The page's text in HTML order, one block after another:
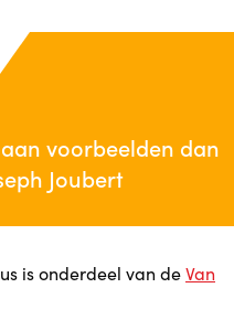
voorbeelden dan
Joubert
is onderdeel van deVan